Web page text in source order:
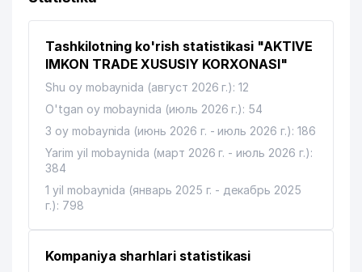
GAMMA TONER TEHNOLOGY
XUSUSIY KORXONASI
381 м
KAFOLAT AJ TOSHKENT SHAHRI
FILIALI
13 URAMA KULCHA MChJ 416 м
14
TOSHKENT SHAHAR IQTISODIY
DEPARTAMENT MINTAQAVIY
BOSHQARMASI
Tashkilotning ko'rish statistikasi "AKTIVE
IMKON TRADE XUSUSIY KORXONASI"
Shu oy mobaynida (август 2026 г.): 12
O'tgan oy mobaynida (июль 2026 г.): 54
3 oy mobaynida (июнь 2026 г. - июль 2026 г.): 186
Yarim yil mobaynida (март 2026 г. - июль 2026 г.):
384
1 yil mobaynida (январь 2025 г. - декабрь 2025
г.): 798
Kompaniya sharhlari statistikasi